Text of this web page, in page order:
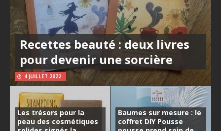
Recettes beauté : deux livres
pour devenir une sorcière
4 JUILLET 2022
Les trésors pour la
peau des cosmétiques
Baumes sur mesure : le
coffret DIY Pousse